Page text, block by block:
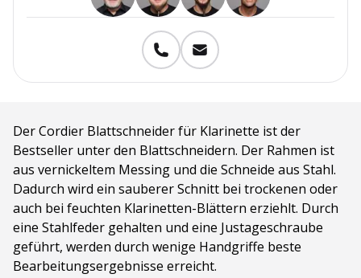
Der Cordier Blattschneider für Klarinette ist der
Bestseller unter den Blattschneidern. Der Rahmen ist
aus vernickeltem Messing und die Schneide aus Stahl.
Dadurch wird ein sauberer Schnitt bei trockenen oder
auch bei feuchten Klarinetten-Blättern erziehlt. Durch
eine Stahlfeder gehalten und eine Justageschraube
geführt, werden durch wenige Handgriffe beste
Bearbeitungsergebnisse erreicht.